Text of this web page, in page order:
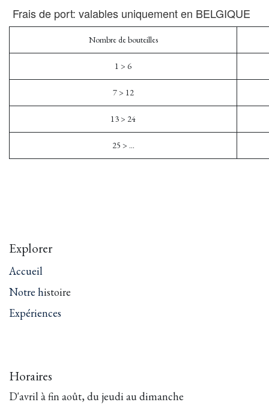
Frais de port: valables uniquement en BELGIQUE
Nombre de bouteilles
1 > 6
7 > 12
13 > 24
25 > ...
Explorer
Accueil
Notre histoire
Expériences
Horaires
D'avril à fin août, du jeudi au dimanche